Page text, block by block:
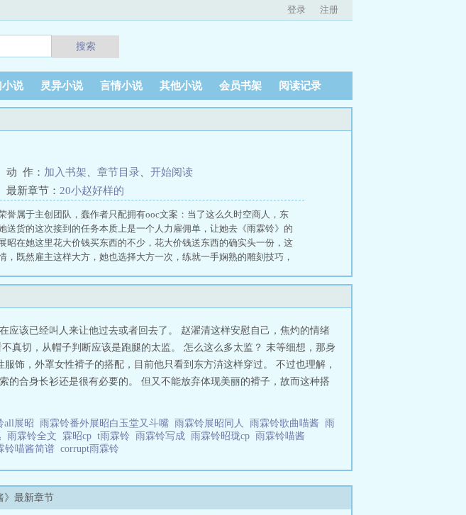
登录 注册
搜索
小说 灵异小说 言情小说 其他小说 会员书架 阅读记录
动 作： 加入书架 章节目录
开始阅读
最新章节： 20小赵好样的
属于主创团队，蠢作者只配拥有ooc文案：当了这么久时空商人，东
货的这次接到的任务本质上是一个人力雇佣单，让她去《雨霖铃》的
在她这里花大价钱买东西的不少，花大价钱送东西的确实头一份，这
既然雇主这样大方，她也选择大方一次，练就一手娴熟的雕刻技巧，
多种cp可能性拓展ing2.除女主外，会有一名其他剧集中的穿越者作为
绍原创主要人物背景，其余不影响直接观看本文4.文中会有《太平
意慎入7.想不到还有什么雷了，边写边排吧 [雨霖铃同人]昭昭
该已经叫人来让他过去或者回去了。 赵濯清这样安慰自己，焦灼的情绪
真切，从帽子判断应该是跑腿的太监。 怎么这么多太监？ 未等细想，那身
饰，外罩女性褙子的搭配，目前他只看到东方泋这样穿过。 不过也理解，
合身长衫还是很有必要的。 但又不能放弃体现美丽的褙子，故而这种搭
all展昭 雨霖铃番外展昭白玉堂又斗嘴 雨霖铃展昭同人 雨霖铃歌曲喵酱 雨
雨霖铃全文 霖昭cp t雨霖铃 雨霖铃写成 雨霖铃昭珑cp 雨霖铃喵酱
铃喵酱简谱 corrupt雨霖铃
》最新章节